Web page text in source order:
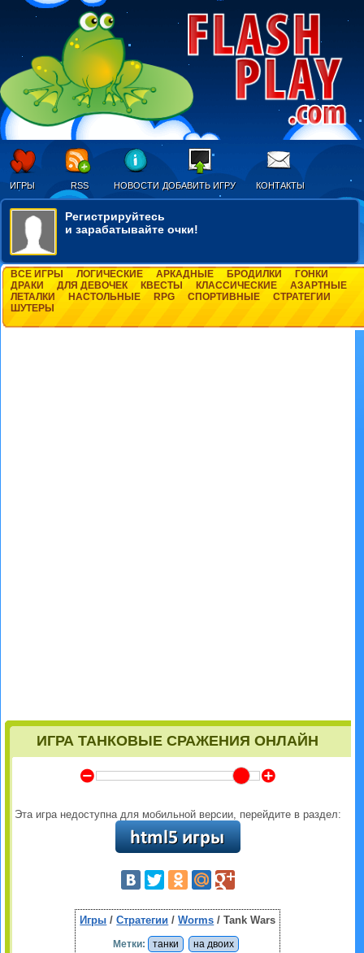
ИГРЫ RSS НОВОСТИ ДОБАВИТЬ ИГРУ КОНТАКТЫ
Регистрируйтесь
и зарабатывайте очки!
ВСЕ ИГРЫ ЛОГИЧЕСКИЕ АРКАДНЫЕ БРОДИЛКИ
ГОНКИ
ДРАКИ
ДЛЯ ДЕВОЧЕК КВЕСТЫ КЛАССИЧЕСКИЕ
АЗАРТНЫЕ
ЛЕТАЛКИ
НАСТОЛЬНЫЕ RPG СПОРТИВНЫЕ
СТРАТЕГИИ
ШУТЕРЫ
ИГРА ТАНКОВЫЕ СРАЖЕНИЯ ОНЛАЙН
Y Z
Эта игра недоступна для мобильной версии, перейдите в раздел:
Игры /Стратегии /Worms / Tank Wars
Метки: танки на двоих